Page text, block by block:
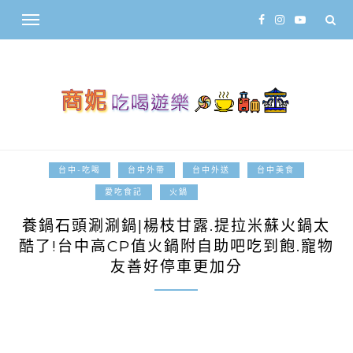
台中-吃喝 台中外帶 台中外送 台中美食
愛吃食記 火鍋
養鍋石頭涮涮鍋|楊枝甘露.提拉米蘇火鍋太
酷了!台中高CP值火鍋附自助吧吃到飽.寵物
友善好停車更加分